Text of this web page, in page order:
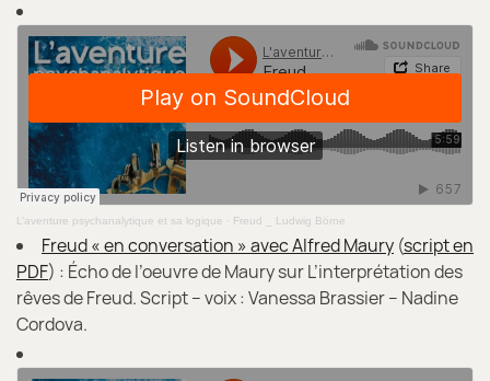
L’aventure psychanalytique et sa logique · Freud _ Ludwig Börne
Freud « en conversation » avec Alfred Maury (script en
PDF) : Écho de l’oeuvre de Maury sur L’interprétation des
rêves de Freud. Script – voix : Vanessa Brassier – Nadine
Cordova.